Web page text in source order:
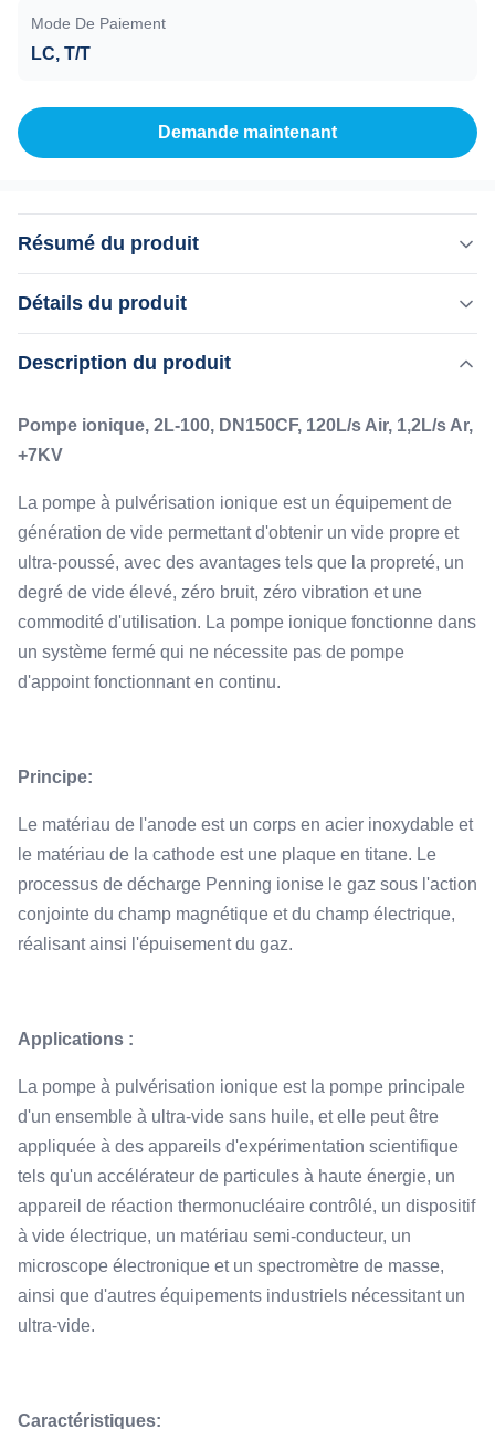
Mode De Paiement
LC, T/T
Demande maintenant
Résumé du produit
+7KV La pompe à pulvérisation ionique est un équipement
et ultra-poussé, avec des avantages tels que la propreté,
commodité d...
Détails du produit
Mettre en évidence: Pompe à vide ionique accélérateur
pompe à vide ionique sans bruit
DN150CF
Pumping Speed:
120 L/s d'air
Ultimate Pressure:
7E-8Pa
Working Voltage:
+7KV
Description du produit
Pompe ionique, 2L-100, DN150CF, 120L/s Air, 1,2L/s Ar,
+7KV
La pompe à pulvérisation ionique est un équipement de
génération de vide permettant d'obtenir un vide propre et
ultra-poussé, avec des avantages tels que la propreté, un
degré de vide élevé, zéro bruit, zéro vibration et une
commodité d'utilisation. La pompe ionique fonctionne dans
un système fermé qui ne nécessite pas de pompe
d'appoint fonctionnant en continu.
Principe:
Le matériau de l'anode est un corps en acier inoxydable et
le matériau de la cathode est une plaque en titane. Le
processus de décharge Penning ionise le gaz sous l'action
conjointe du champ magnétique et du champ électrique,
réalisant ainsi l'épuisement du gaz.
Applications :
La pompe à pulvérisation ionique est la pompe principale
d'un ensemble à ultra-vide sans huile, et elle peut être
appliquée à des appareils d'expérimentation scientifique
tels qu'un accélérateur de particules à haute énergie, un
appareil de réaction thermonucléaire contrôlé, un dispositif
à vide électrique, un matériau semi-conducteur, un
microscope électronique et un spectromètre de masse,
ainsi que d'autres équipements industriels nécessitant un
ultra-vide.
Caractéristiques: